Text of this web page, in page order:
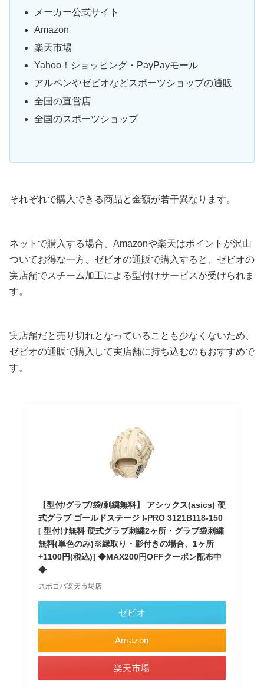
メーカー公式サイト
Amazon
楽天市場
Yahoo！ショッピング・PayPayモール
アルペンやゼビオなどスポーツショップの通販
全国の直営店
全国のスポーツショップ
それぞれで購入できる商品と金額が若干異なります。
ネットで購入する場合、Amazonや楽天はポイントが沢山
ついてお得な一方、ゼビオの通販で購入すると、ゼビオの
実店舗でスチーム加工による型付けサービスが受けられま
す。
実店舗だと売り切れとなっていることも少なくないため、
ゼビオの通販で購入して実店舗に持ち込むのもおすすめで
す。
【型付/グラブ/袋/刺繍無料】 アシックス(asics) 硬
式グラブ ゴールドステージ I-PRO 3121B118-150
[ 型付け無料 硬式グラブ刺繍2ヶ所・グラブ袋刺繍
無料(単色のみ)※縁取り・影付きの場合、1ヶ所
+1100円(税込)] ◆MAX200円OFFクーポン配布中
◆
スポコバ楽天市場店
Amazon
楽天市場
ゼビオ